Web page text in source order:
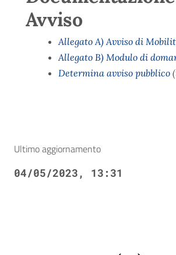
Avviso
Allegato A) Avviso di
Allegato B) Modulo di
Determina avviso pubblico
Ultimo aggiornamento
04/05/2023, 13:31